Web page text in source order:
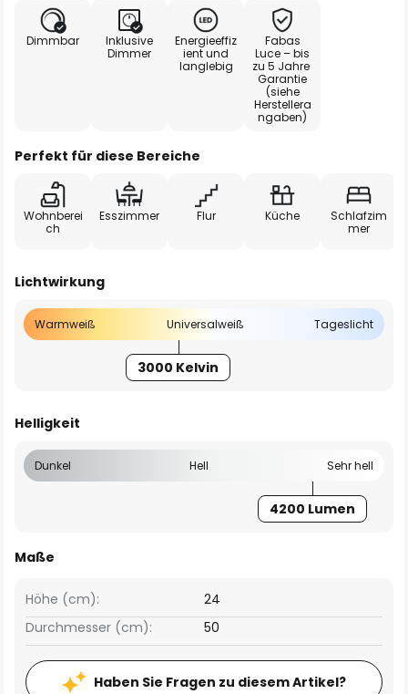
Dimmbar
Inklusive
Dimmer
Energieeffiz
ient und
langlebig
Fabas
Luce – bis
zu 5 Jahre
Garantie
(siehe
Herstellera
ngaben)
Perfekt für diese Bereiche
Wohnberei
ch
Esszimmer Flur Küche
Schlafzim
mer
Lichtwirkung
Warmweiß Universalweiß Tageslicht
3000 Kelvin
Helligkeit
Dunkel Hell Sehr hell
4200 Lumen
Maße
Höhe (cm):
24
Durchmesser (cm):
50
Haben Sie Fragen zu diesem Artikel?